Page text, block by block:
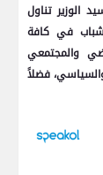
الوزير تناول
في كافة
والمجتمعي
فضلاً